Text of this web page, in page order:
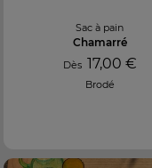
Sac à pain
Chamarré
Dès 17,00 €
Brodé